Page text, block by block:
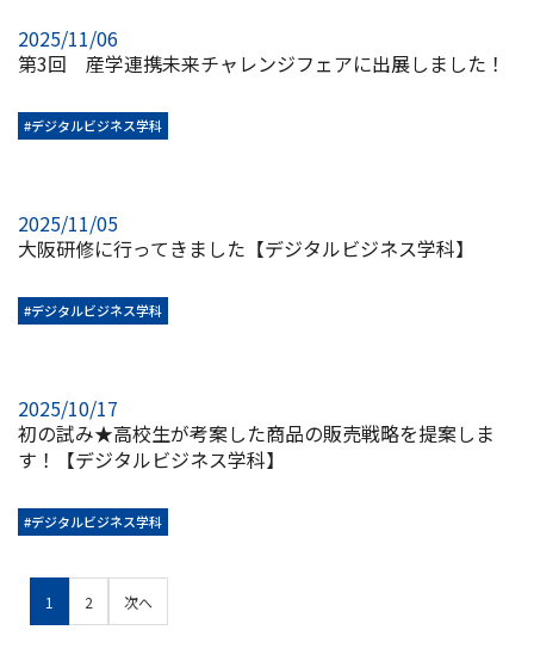
2025/11/06
第3回 産学連携未来チャレンジフェアに出展しました！
#デジタルビジネス学科
2025/11/05
大阪研修に行ってきました【デジタルビジネス学科】
#デジタルビジネス学科
2025/10/17
初の試み★高校生が考案した商品の販売戦略を提案しま
す！【デジタルビジネス学科】
#デジタルビジネス学科
1 2 次へ